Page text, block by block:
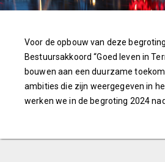
Voor de opbouw van deze
Bestuursakkoord “Goed leven in
bouwen aan een duurzame
ambities die zijn weergegeven in
werken we in de begroting 2024